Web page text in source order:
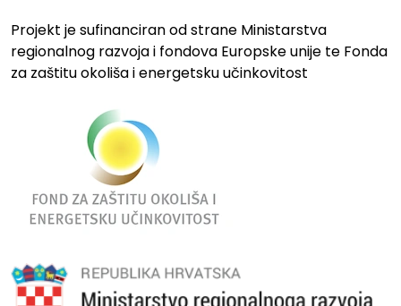
Projekt je sufinanciran od strane Ministarstva
regionalnog razvoja i fondova Europske unije te Fonda
za zaštitu okoliša i energetsku učinkovitost